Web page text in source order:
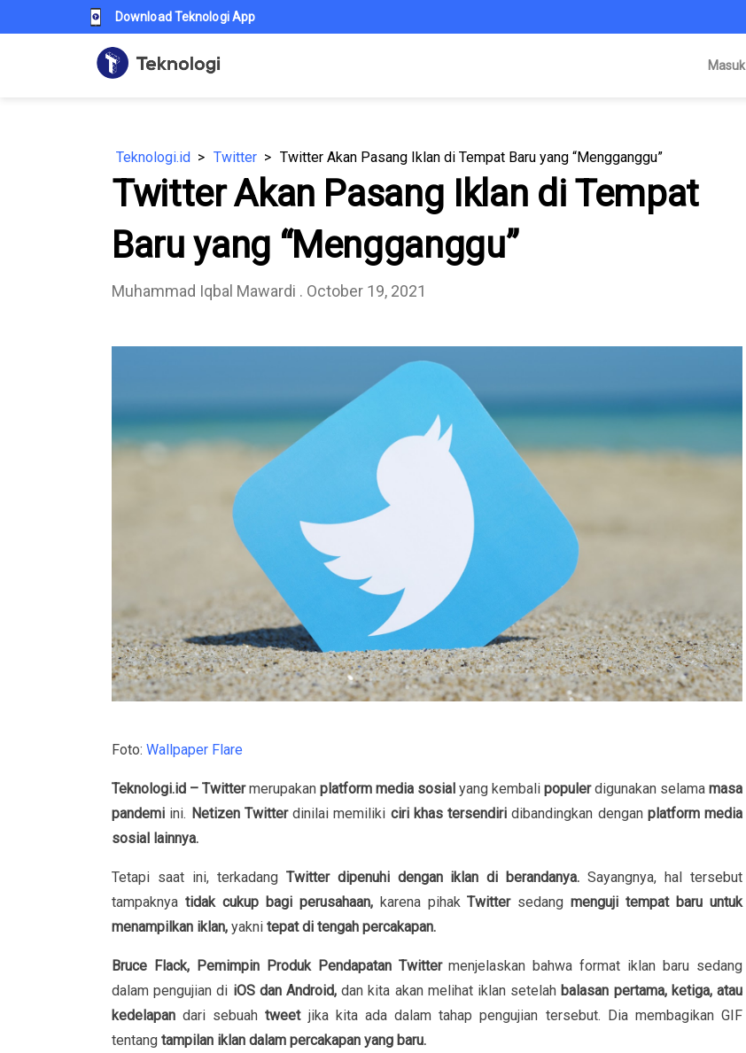
Download Teknologi App
Masuk
Teknologi.id Twitter Twitter Akan Pasang Iklan di Tempat Baru yang “Mengganggu”
Twitter Akan Pasang Iklan di Tempat
Baru yang “Mengganggu”
Muhammad Iqbal Mawardi . October 19, 2021
Foto: Wallpaper Flare
Teknologi.id – Twittermerupakan platform media sosial yang kembali populerdigunakan selama masa
pandemi ini. Netizen Twitter dinilai memiliki ciri khas tersendiridibandingkan dengan platform media
sosial lainnya.
Tetapi saat ini, terkadang Twitter dipenuhi dengan iklan di berandanya.Sayangnya, hal tersebut
tampaknya tidak cukup bagi perusahaan, karena pihakTwitter sedangmenguji tempat baru untuk
menampilkan iklan, yakni tepat di tengah percakapan.
Bruce Flack, Pemimpin Produk Pendapatan Twittermenjelaskan bahwa format iklan baru sedang
dalam pengujian di iOS dan Android,dan kita akan melihat iklan setelah balasan pertama, ketiga, atau
kedelapandari sebuahtweet jika kita ada dalam tahap pengujian tersebut. Dia membagikan GIF
tentang tampilan iklan dalam percakapan yang baru.